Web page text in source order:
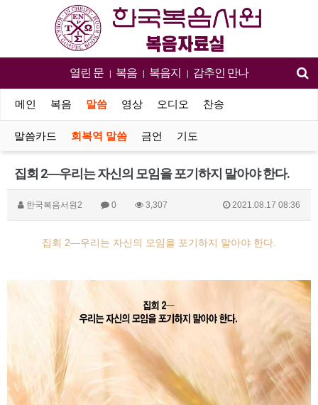
열린 문 | 복음 | 복음지 | 감추인 만나
메인 복음 말씀 영상 오디오 찬송
말씀카드 회복역 말씀 금언 기도
집회 2―우리는 자신의 모임을 포기하지 말아야 한다.
한국복음서원2 0 3,307 2021.08.17 08:36
집회 2―우리는 자신의 모임을 포기하지 말아야 한다.